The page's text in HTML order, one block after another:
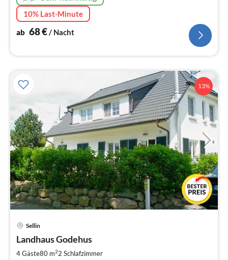
10% Last-Minute
ab 68€/ Nacht
13%
Sellin
Landhaus Godehus
4 Gäste80 m22 Schlafzimmer